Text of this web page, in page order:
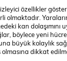
özellikler
olmaktadır.
kan dolaşımını
böylece yeni
büyük kolaylık
dikkat